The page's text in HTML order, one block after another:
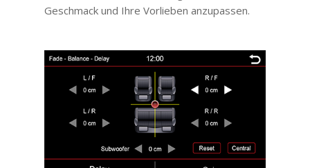
Geschmack und Ihre Vorlieben anzupassen.